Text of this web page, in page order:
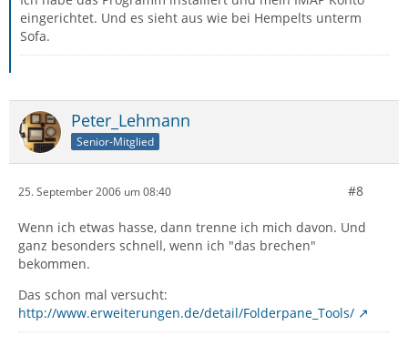
eingerichtet. Und es sieht aus wie bei Hempelts unterm
Sofa.
Peter_Lehmann
Senior-Mitglied
25. September 2006 um 08:40 #8
Wenn ich etwas hasse, dann trenne ich mich davon. Und
ganz besonders schnell, wenn ich "das brechen"
bekommen.
Das schon mal versucht:
http://www.erweiterungen.de/detail/Folderpane_Tools/